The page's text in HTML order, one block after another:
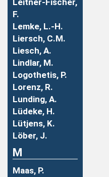
Leitner-Fischer,
F.
Lemke, L.-H.
Liersch, C.M.
Liesch, A.
Lindlar, M.
Logothetis, P.
Lorenz, R.
Lunding, A.
Lüdeke, H.
Lütjens, K.
Löber, J.
M
Maas, P.